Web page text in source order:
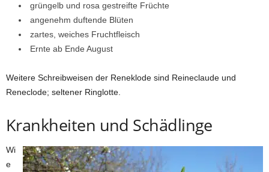
grüngelb und rosa gestreifte Früchte
angenehm duftende Blüten
zartes, weiches Fruchtfleisch
Ernte ab Ende August
Weitere Schreibweisen der Reneklode sind Reineclaude und
Reneclode; seltener Ringlotte.
Krankheiten und Schädlinge
Wi
e